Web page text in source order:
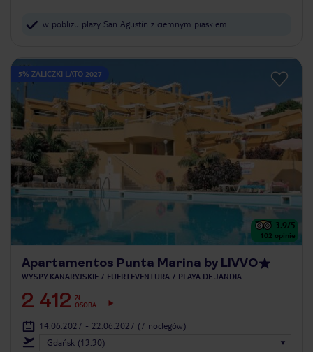
w pobliżu plaży San Agustín z ciemnym piaskiem
5% ZALICZKI LATO 2027
3.9/5
102 opinie
Apartamentos Punta Marina by LIVVO
WYSPY KANARYJSKIE FUERTEVENTURA PLAYA DE JANDIA
2 412 ZŁ
OSOBA
14.06.2027 - 22.06.2027 (7 noclegów)
Gdańsk (13:30)